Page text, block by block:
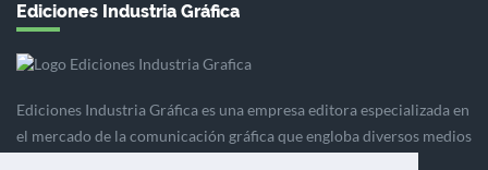
Ediciones Industria Gráfica
Ediciones Industria Gráfica es una empresa editora especializada en
el mercado de la comunicación gráfica que engloba diversos medios